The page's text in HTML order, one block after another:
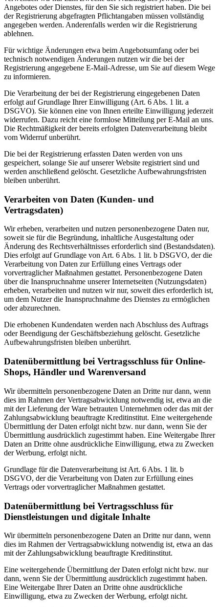
Angebotes oder Dienstes, für den Sie sich registriert haben. Die bei
der Registrierung abgefragten Pflichtangaben müssen vollständig
angegeben werden. Anderenfalls werden wir die Registrierung
ablehnen.
Für wichtige Änderungen etwa beim Angebotsumfang oder bei
technisch notwendigen Änderungen nutzen wir die bei der
Registrierung angegebene E-Mail-Adresse, um Sie auf diesem Wege
zu informieren.
Die Verarbeitung der bei der Registrierung eingegebenen Daten
erfolgt auf Grundlage Ihrer Einwilligung (Art. 6 Abs. 1 lit. a
DSGVO). Sie können eine von Ihnen erteilte Einwilligung jederzeit
widerrufen. Dazu reicht eine formlose Mitteilung per E-Mail an uns.
Die Rechtmäßigkeit der bereits erfolgten Datenverarbeitung bleibt
vom Widerruf unberührt.
Die bei der Registrierung erfassten Daten werden von uns
gespeichert, solange Sie auf unserer Website registriert sind und
werden anschließend gelöscht. Gesetzliche Aufbewahrungsfristen
bleiben unberührt.
Verarbeiten von Daten (Kunden- und
Vertragsdaten)
Wir erheben, verarbeiten und nutzen personenbezogene Daten nur,
soweit sie für die Begründung, inhaltliche Ausgestaltung oder
Änderung des Rechtsverhältnisses erforderlich sind (Bestandsdaten).
Dies erfolgt auf Grundlage von Art. 6 Abs. 1 lit. b DSGVO, der die
Verarbeitung von Daten zur Erfüllung eines Vertrags oder
vorvertraglicher Maßnahmen gestattet. Personenbezogene Daten
über die Inanspruchnahme unserer Internetseiten (Nutzungsdaten)
erheben, verarbeiten und nutzen wir nur, soweit dies erforderlich ist,
um dem Nutzer die Inanspruchnahme des Dienstes zu ermöglichen
oder abzurechnen.
Die erhobenen Kundendaten werden nach Abschluss des Auftrags
oder Beendigung der Geschäftsbeziehung gelöscht. Gesetzliche
Aufbewahrungsfristen bleiben unberührt.
Datenübermittlung bei Vertragsschluss für Online-
Shops, Händler und Warenversand
Wir übermitteln personenbezogene Daten an Dritte nur dann, wenn
dies im Rahmen der Vertragsabwicklung notwendig ist, etwa an die
mit der Lieferung der Ware betrauten Unternehmen oder das mit der
Zahlungsabwicklung beauftragte Kreditinstitut. Eine weitergehende
Übermittlung der Daten erfolgt nicht bzw. nur dann, wenn Sie der
Übermittlung ausdrücklich zugestimmt haben. Eine Weitergabe Ihrer
Daten an Dritte ohne ausdrückliche Einwilligung, etwa zu Zwecken
der Werbung, erfolgt nicht.
Grundlage für die Datenverarbeitung ist Art. 6 Abs. 1 lit. b
DSGVO, der die Verarbeitung von Daten zur Erfüllung eines
Vertrags oder vorvertraglicher Maßnahmen gestattet.
Datenübermittlung bei Vertragsschluss für
Dienstleistungen und digitale Inhalte
Wir übermitteln personenbezogene Daten an Dritte nur dann, wenn
dies im Rahmen der Vertragsabwicklung notwendig ist, etwa an das
mit der Zahlungsabwicklung beauftragte Kreditinstitut.
Eine weitergehende Übermittlung der Daten erfolgt nicht bzw. nur
dann, wenn Sie der Übermittlung ausdrücklich zugestimmt haben.
Eine Weitergabe Ihrer Daten an Dritte ohne ausdrückliche
Einwilligung, etwa zu Zwecken der Werbung, erfolgt nicht.